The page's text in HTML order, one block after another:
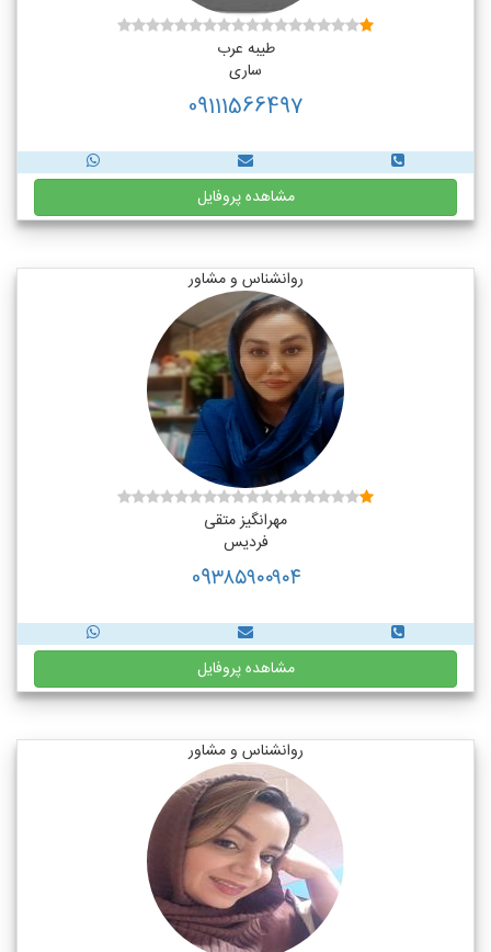
طیبه عرب
ساری
09111566497
مشاهده پروفایل
روانشناس و مشاور
مهرانگیز متقی
فردیس
09۳۸۵۹۰۰۹۰۴
مشاهده پروفایل
روانشناس و مشاور